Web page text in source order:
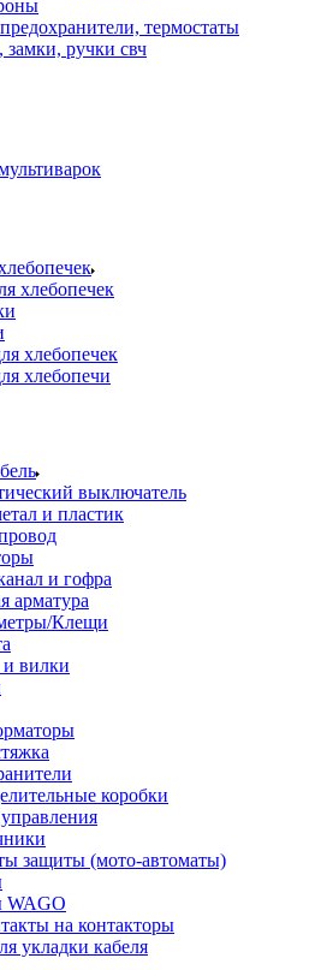
термостаты
ручки свч
хлебопечек
хлебопечек
хлебопечи
выключатель
и пластик
и гофра
арматура
Клещи
и вилки
коробки
защиты (мото-автоматы)
на контакторы
укладки кабеля